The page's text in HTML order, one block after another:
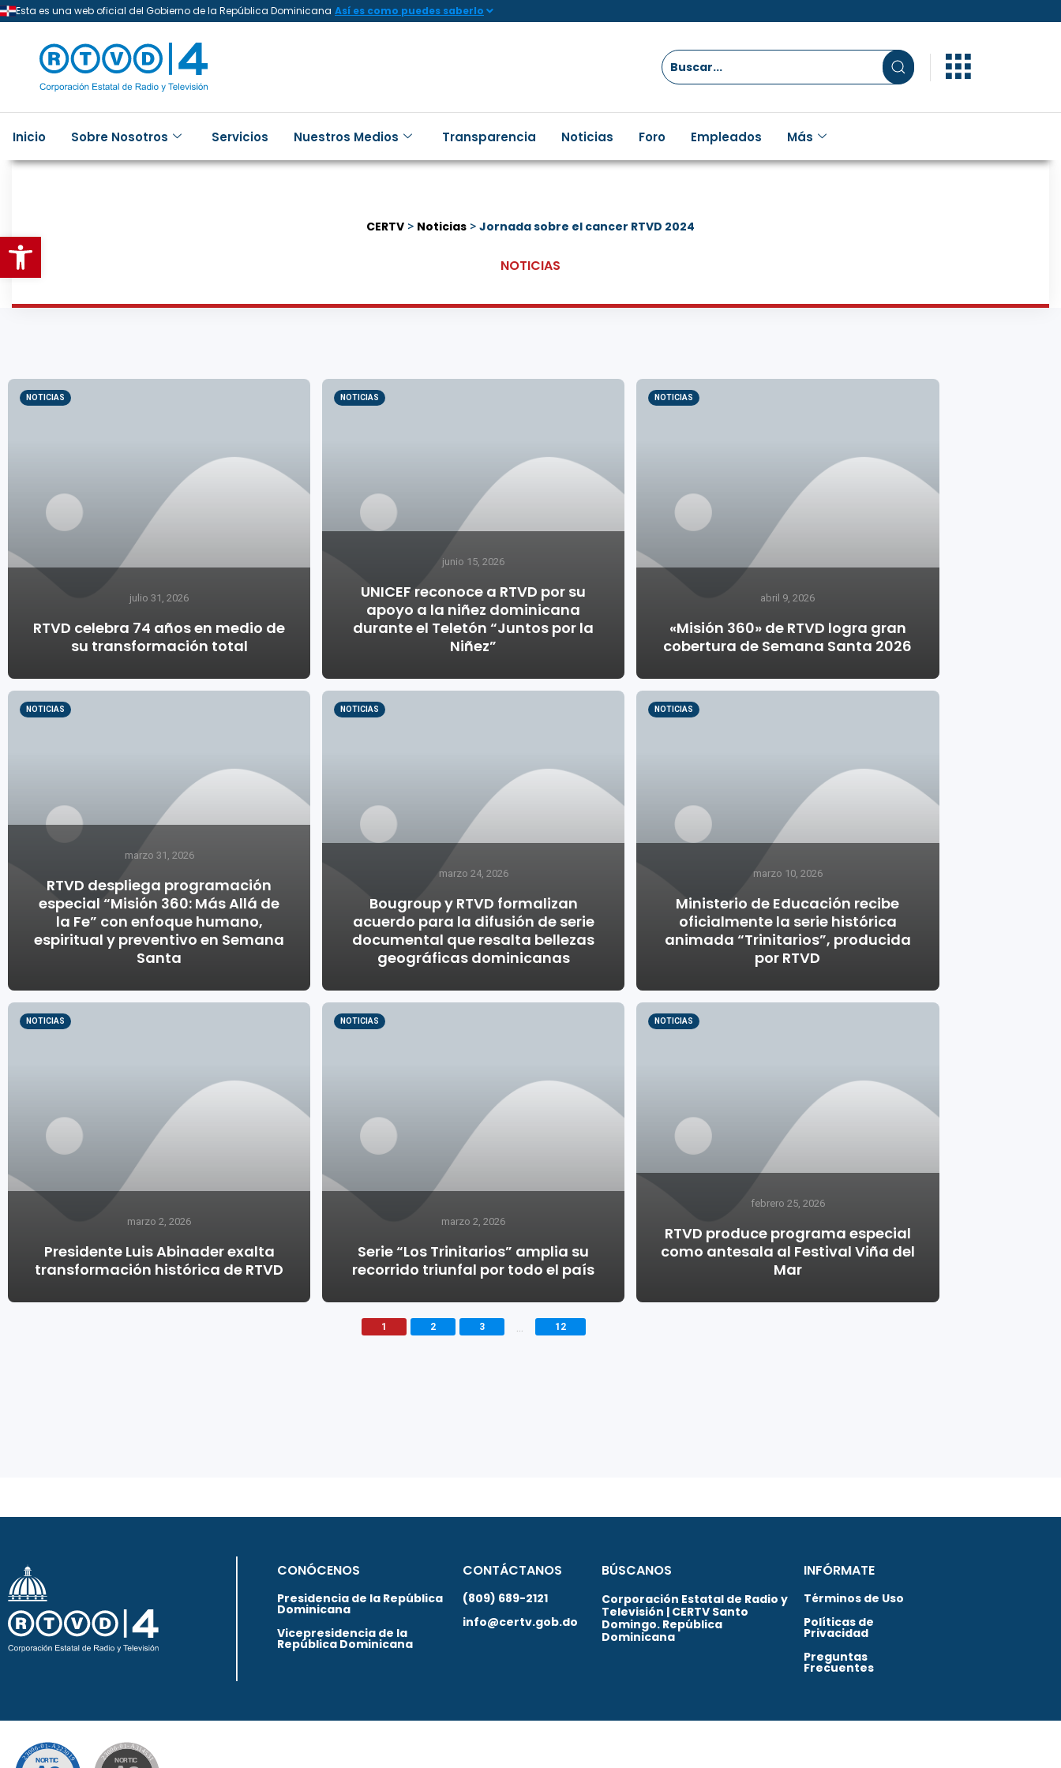
Abrir barra de herramientas
Esta es una web oficial del Gobierno de la República Dominicana Así es como puedes saberlo
Inicio Sobre Nosotros Servicios Nuestros Medios Transparencia Noticias Foro Empleados Más
CERTV > Noticias > Jornada sobre el cancer RTVD 2024
NOTICIAS
julio 31, 2026
RTVD celebra 74 años en medio de
su transformación total
NOTICIAS
junio 15, 2026
UNICEF reconoce a RTVD por su
apoyo a la niñez dominicana
durante el Teletón “Juntos por la
Niñez”
NOTICIAS
abril 9, 2026
«Misión 360» de RTVD logra gran
cobertura de Semana Santa 2026
NOTICIAS
marzo 31, 2026
RTVD despliega programación
especial “Misión 360: Más Allá de
la Fe” con enfoque humano,
espiritual y preventivo en Semana
Santa
NOTICIAS
marzo 24, 2026
Bougroup y RTVD formalizan
acuerdo para la difusión de serie
documental que resalta bellezas
geográficas dominicanas
NOTICIAS
marzo 10, 2026
Ministerio de Educación recibe
oficialmente la serie histórica
animada “Trinitarios”, producida
por RTVD
NOTICIAS
marzo 2, 2026
Presidente Luis Abinader exalta
transformación histórica de RTVD
NOTICIAS
marzo 2, 2026
Serie “Los Trinitarios” amplia su
recorrido triunfal por todo el país
NOTICIAS
febrero 25, 2026
RTVD produce programa especial
como antesala al Festival Viña del
Mar
NOTICIAS
1 2 3 12
CONÓCENOS
Presidencia de la República
Dominicana
Vicepresidencia de la
República Dominicana
CONTÁCTANOS
(809) 689-2121
info@certv.gob.do
BÚSCANOS
Corporación Estatal de Radio y
Televisión | CERTV Santo
Domingo. República
Dominicana
INFÓRMATE
Términos de Uso
Políticas de
Privacidad
Preguntas
Frecuentes